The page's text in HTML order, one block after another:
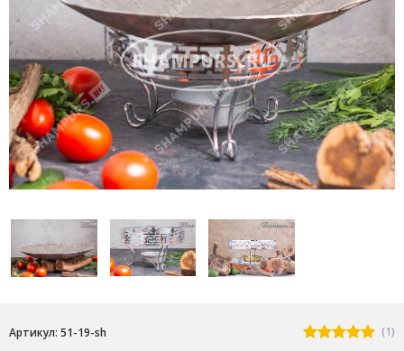
Артикул: 51-19-sh (1)